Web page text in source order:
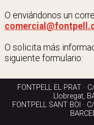
O enviándonos un
O solicita más
siguiente formulario:
FONTPELL EL PRAT ·
Llobregat,
FONTPELL SANT BOI ·